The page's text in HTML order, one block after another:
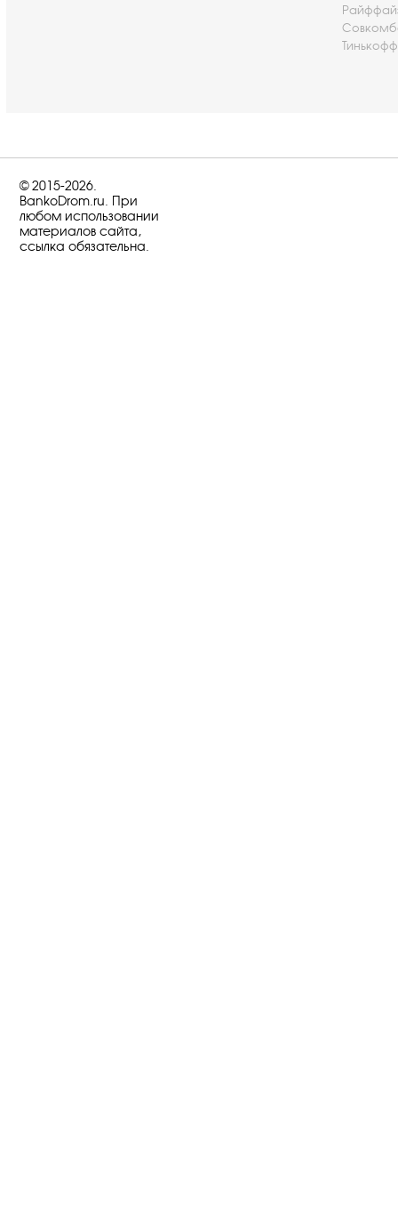
© 2015-2026.
BankoDrom.ru. При
любом использовании
материалов сайта,
ссылка обязательна.